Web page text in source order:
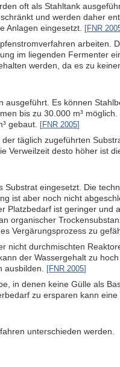
oft als Stahltank
und werden daher
Anlagen eingesetzt.
[FNR
arbeiten.
im liegenden Fermenter
werden, da es zu
ausgeführt. Es können
bis zu 30.000 m³
gebaut.
[FNR 2005]
täglich zugeführten
Verweilzeit desto höher ist
eingesetzt. Die
ist aber noch nicht
Platzbedarf ist geringer und
organischer
Vergärungsprozess zu
nicht durchmischten
der Wassergehalt zu
ausbilden. [FNR 2005]
in denen keine Gülle als
zu ersparen kann eine
unterschieden werden.